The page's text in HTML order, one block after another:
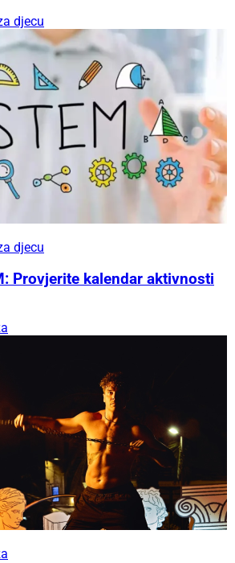
djecu
djecu
Provjerite kalendar aktivnosti